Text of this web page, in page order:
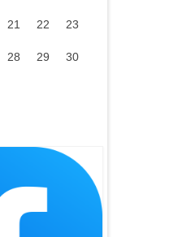
21 22 23
28 29 30